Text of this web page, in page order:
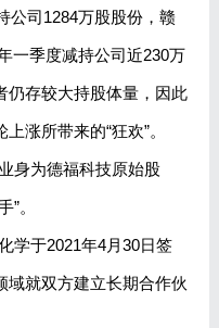
公司1284万股股份，赣
一季度减持公司近230万
仍存较大持股体量，因此
涨所带来的“狂欢”。
身为德福科技原始股
。
学于2021年4月30日签
域就双方建立长期合作伙